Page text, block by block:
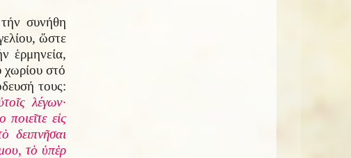
συνήθη
ὥστε
ἑρμηνεία,
στό
τους:
λέγων·
εἰς
δειπνῆσαι
τὸ ὑπὲρ